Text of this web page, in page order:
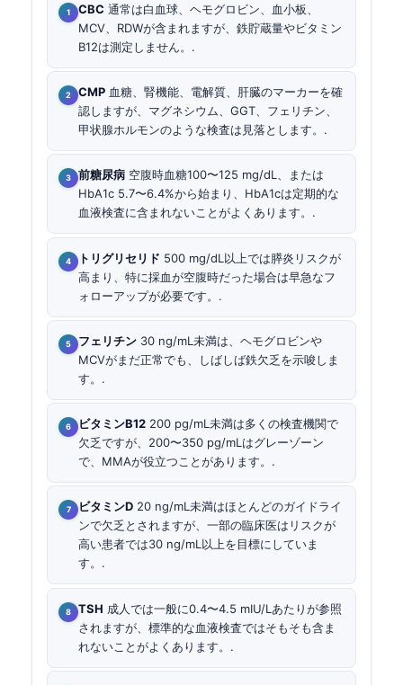
CBC 通常は白血球、ヘモグロビン、血小板、
MCV、RDWが含まれますが、鉄貯蔵量やビタミン
B12は測定しません。.
CMP 血糖、腎機能、電解質、肝臓のマーカーを確
認しますが、マグネシウム、GGT、フェリチン、
甲状腺ホルモンのような検査は見落とします。.
前糖尿病 空腹時血糖100〜125 mg/dL、または
HbA1c 5.7〜6.4%から始まり、HbA1cは定期的な
血液検査に含まれないことがよくあります。.
トリグリセリド 500 mg/dL以上では膵炎リスクが
高まり、特に採血が空腹時だった場合は早急なフ
ォローアップが必要です。.
フェリチン 30 ng/mL未満は、ヘモグロビンや
MCVがまだ正常でも、しばしば鉄欠乏を示唆しま
す。.
ビタミンB12 200 pg/mL未満は多くの検査機関で
欠乏ですが、200〜350 pg/mLはグレーゾーン
で、MMAが役立つことがあります。.
ビタミンD 20 ng/mL未満はほとんどのガイドライ
ンで欠乏とされますが、一部の臨床医はリスクが
高い患者では30 ng/mL以上を目標にしていま
す。.
TSH 成人では一般に0.4〜4.5 mIU/Lあたりが参照
されますが、標準的な血液検査ではそもそも含ま
れないことがよくあります。.